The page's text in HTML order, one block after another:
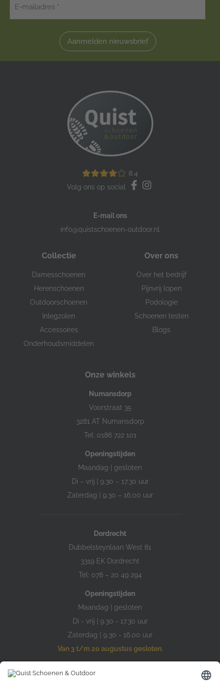
Aanmelden nieuwsbrief
8.4
Volg ons op social
E-mail ons
info@quistschoenen-outdoor.nl
Collectie
Damesschoenen
Herenschoenen
Outdoorschoenen
Inlegzolen
Accessoires
Onderhoudsmiddelen
Over ons
Over het bedrijf
Pijnvrij lopen
Podologie
Schoenen testen
Blogs
Onze winkels
Numansdorp
Voorstraat 35
3281 AT Numansdorp
Tel: 0186 722 101
Openingstijden
Maandag | gesloten
Di – vrij | 9.30 – 17.30 uur
Zaterdag | 9.30 – 16.00 uur
Dordrecht
Dubbelsteynlaan West 81
3319 EK Dordrecht
Tel: 078 – 20 49 294
Openingstijden
Maandag | gesloten
Di - vrij | 9.30 - 17.30 uur
Zaterdag | 9.30 - 16.00 uur
Van 3 t/m 20 augustus gesloten.